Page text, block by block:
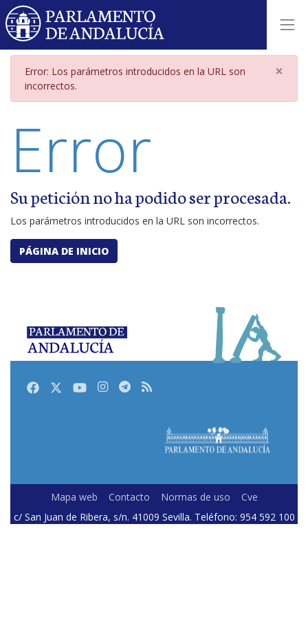
Página de error por parámetros
Error: Los parámetros introducidos en la URL son
incorrectos.
×
Error
Su petición no ha podido ser procesada.
Los parámetros introducidos en la URL son incorrectos.
PÁGINA DE INICIO
FacebookTwitterYoutubeInstagram
Telegram
RSS
Mapa web Contacto Normas de uso
Cve
c/ San Juan de Ribera, s/n. 41009 Sevilla. Teléfono: 954 592 100